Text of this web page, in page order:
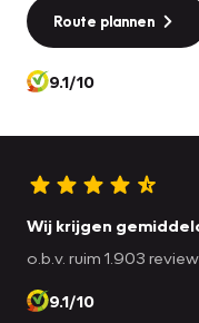
per kwartaal.
Deze auto komt in
Autotrust pakketten:
Instap Garantie 6/12/
Route plannen
9.1/10
Wij krijgen
o.b.v. ruim 1.903
9.1/10